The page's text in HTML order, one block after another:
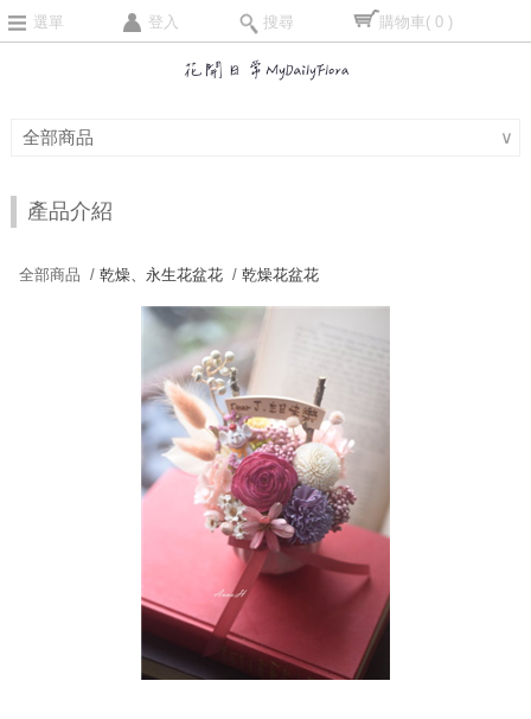
選單 登入 搜尋 購物車( 0 )
全部商品 ∨
產品介紹
全部商品 /乾燥、永生花盆花 /乾燥花盆花